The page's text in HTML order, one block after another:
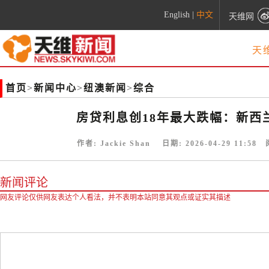
English 中文 天维网
天
首页>新闻中心>纽澳新闻 >综合
房贷利息创18年最大跌幅：新
作者: Jackie Shan 日期: 2026-04-29 11:58
新闻评论
网友评论仅供网友表达个人看法，并不表明本站同意其观点或证实其描述